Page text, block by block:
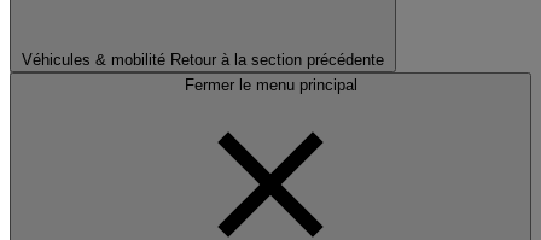
Véhicules & mobilité Retour à la section précédente
Fermer le menu principal